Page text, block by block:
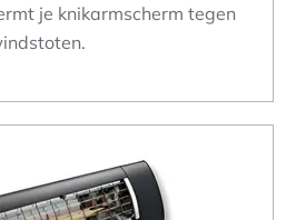
je knikarmscherm tegen